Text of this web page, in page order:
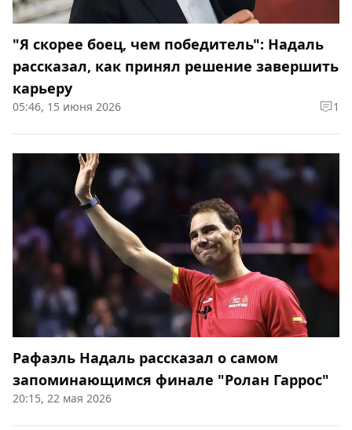
"Я скорее боец, чем победитель": Надаль
рассказал, как принял решение завершить
карьеру
05:46, 15 июня 2026 1
Рафаэль Надаль рассказал о самом
запоминающимся финале "Ролан Гаррос"
20:15, 22 мая 2026